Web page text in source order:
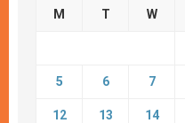
M T W
5 6 7
12 13 14